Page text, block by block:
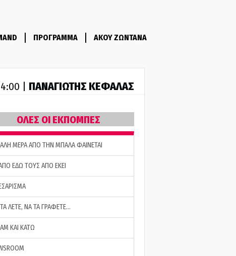
ΠΡΟΓΡΑΜΜΑ ΑΚΟΥ ΖΩΝΤΑΝΑ
| ΠΑΝΑΓΙΩΤΗΣ ΚΕΦΑΛΑΣ
ΟΛΕΣ ΟΙ ΕΚΠΟΜΠΕΣ
ΜΕΡΑ ΑΠΟ ΤΗΝ ΜΠΑΛΑ ΦΑΙΝΕΤΑΙ
ΕΔΩ ΤΟΥΣ ΑΠΟ ΕΚΕΙ
ΛΕΤΕ, ΝΑ ΤΑ ΓΡΑΦΕΤΕ…
ΚΑΙ ΚΑΤΩ